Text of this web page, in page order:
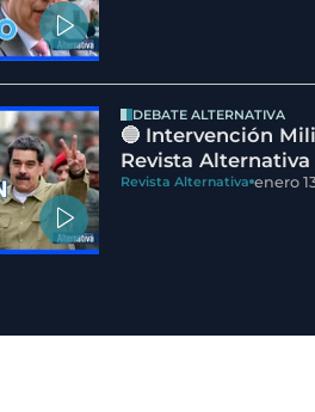
DEBATE ALTERNATIVA
🔵 Intervención
Revista Alternativa
Revista Alternativa enero